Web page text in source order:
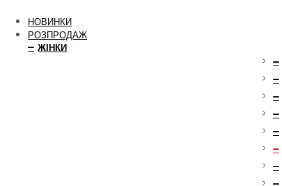
НОВИНКИ
РОЗПРОДАЖ
ЖІНКИ